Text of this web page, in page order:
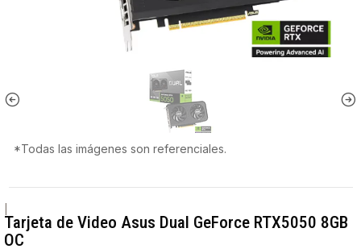
*Todas las imágenes son referenciales.
Tarjeta de Video Asus Dual GeForce RTX5050 8GB
OC